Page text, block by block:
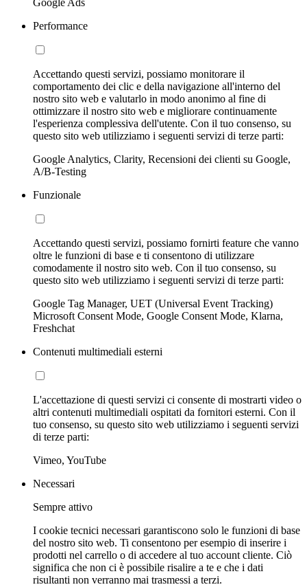
Google Ads
Performance
Accettando questi servizi, possiamo monitorare il
comportamento dei clic e della navigazione all'interno del
nostro sito web e valutarlo in modo anonimo al fine di
ottimizzare il nostro sito web e migliorare continuamente
l'esperienza complessiva dell'utente. Con il tuo consenso, su
questo sito web utilizziamo i seguenti servizi di terze parti:
Google Analytics, Clarity, Recensioni dei clienti su Google,
A/B-Testing
Funzionale
Accettando questi servizi, possiamo fornirti feature che vanno
oltre le funzioni di base e ti consentono di utilizzare
comodamente il nostro sito web. Con il tuo consenso, su
questo sito web utilizziamo i seguenti servizi di terze parti:
Google Tag Manager, UET (Universal Event Tracking)
Microsoft Consent Mode, Google Consent Mode, Klarna,
Freshchat
Contenuti multimediali esterni
L'accettazione di questi servizi ci consente di mostrarti video o
altri contenuti multimediali ospitati da fornitori esterni. Con il
tuo consenso, su questo sito web utilizziamo i seguenti servizi
di terze parti:
Vimeo, YouTube
Necessari
Sempre attivo
I cookie tecnici necessari garantiscono solo le funzioni di base
del nostro sito web. Ti consentono per esempio di inserire i
prodotti nel carrello o di accedere al tuo account cliente. Ciò
significa che non ci è possibile risalire a te e che i dati
risultanti non verranno mai trasmessi a terzi.